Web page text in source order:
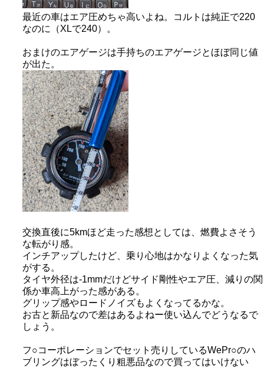
最近の車はエア圧めちゃ高いよね。コルトは純正で220
なのに（XLで240）。
おまけのエアゲージは手持ちのエアゲージとほぼ同じ値
が出た。
交換直後に5kmほど走った感想としては、燃費よさそう
な転がり感。
インチアップしたけど、乗り心地はかなりよくなった気
がする。
タイヤ外径は-1mmだけどサイド剛性やエア圧、減りの関
係か車高上がった感がある。
グリップ感やロードノイズもよくなってるかな。
お古と新品なので差はあるよねー使い込んでどうなるで
しょう。
フ○コーポレーションでセット売りしているWePr○のハ
ブリングはぼったくり粗悪品なので買ってはいけない